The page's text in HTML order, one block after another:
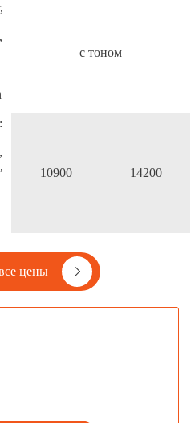
c тоном
10900 14200
цены